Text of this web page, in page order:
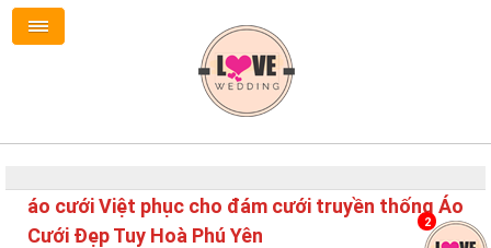
áo cưới Việt phục cho đám cưới truyền thống Áo
Cưới Đẹp Tuy Hoà Phú Yên
2